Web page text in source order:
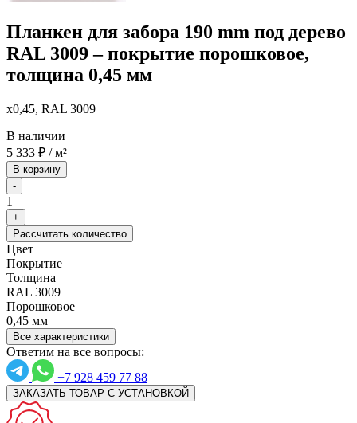
Планкен для забора 190 mm под дерево
RAL 3009 – покрытие порошковое,
толщина 0,45 мм
x0,45, RAL 3009
В наличии
5 333 ₽ / м²
В корзину
-
1
+
Рассчитать количество
Цвет
Покрытие
Толщина
RAL 3009
Порошковое
0,45 мм
Все характеристики
Ответим на все вопросы:
+7 928 459 77 88
ЗАКАЗАТЬ ТОВАР С УСТАНОВКОЙ